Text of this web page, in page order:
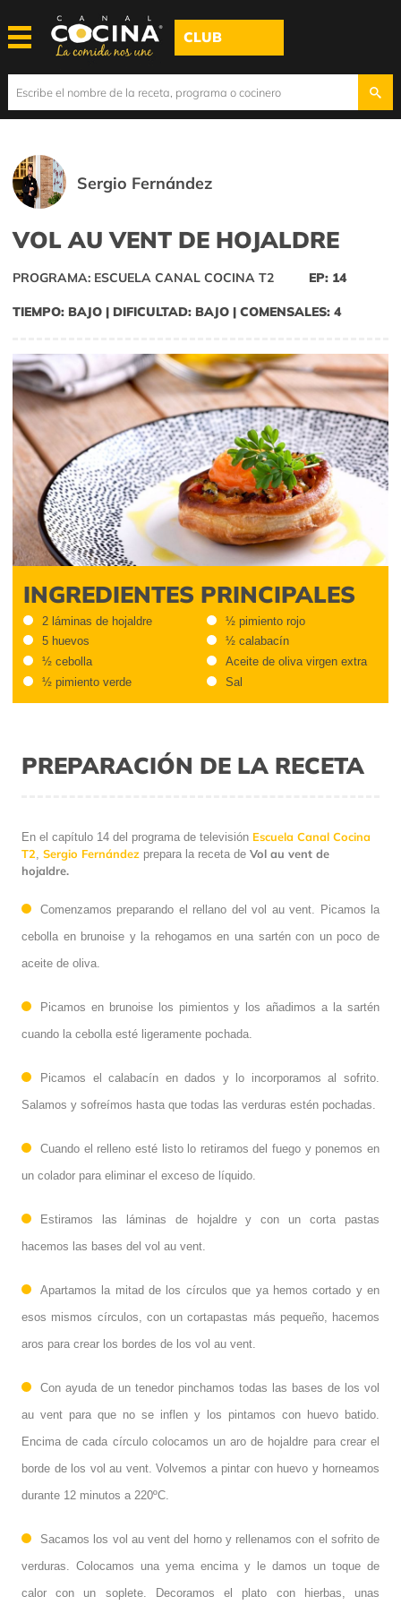
CLUB
Sergio Fernández
VOL AU VENT DE HOJALDRE
PROGRAMA: ESCUELA CANAL COCINA T2 EP: 14
TIEMPO: BAJO | DIFICULTAD: BAJO | COMENSALES: 4
INGREDIENTES PRINCIPALES
2 láminas de hojaldre
5 huevos
½ cebolla
½ pimiento verde
½ pimiento rojo
½ calabacín
Aceite de oliva virgen extra
Sal
PREPARACIÓN DE LA RECETA
En el capítulo 14 del programa de televisión Escuela Canal Cocina
T2 Sergio Fernández prepara la receta de Vol au vent de
hojaldre.
Comenzamos preparando el rellano del vol au vent. Picamos la
cebolla en brunoise y la rehogamos en una sartén con un poco de
aceite de oliva.
Picamos en brunoise los pimientos y los añadimos a la sartén
cuando la cebolla esté ligeramente pochada.
Picamos el calabacín en dados y lo incorporamos al sofrito.
Salamos y sofreímos hasta que todas las verduras estén pochadas.
Cuando el relleno esté listo lo retiramos del fuego y ponemos en
un colador para eliminar el exceso de líquido.
Estiramos las láminas de hojaldre y con un corta pastas
hacemos las bases del vol au vent.
Apartamos la mitad de los círculos que ya hemos cortado y en
esos mismos círculos, con un cortapastas más pequeño, hacemos
aros para crear los bordes de los vol au vent.
Con ayuda de un tenedor pinchamos todas las bases de los vol
au vent para que no se inflen y los pintamos con huevo batido.
Encima de cada círculo colocamos un aro de hojaldre para crear el
borde de los vol au vent. Volvemos a pintar con huevo y horneamos
durante 12 minutos a 220ºC.
Sacamos los vol au vent del horno y rellenamos con el sofrito de
verduras. Colocamos una yema encima y le damos un toque de
calor con un soplete. Decoramos el plato con hierbas, unas